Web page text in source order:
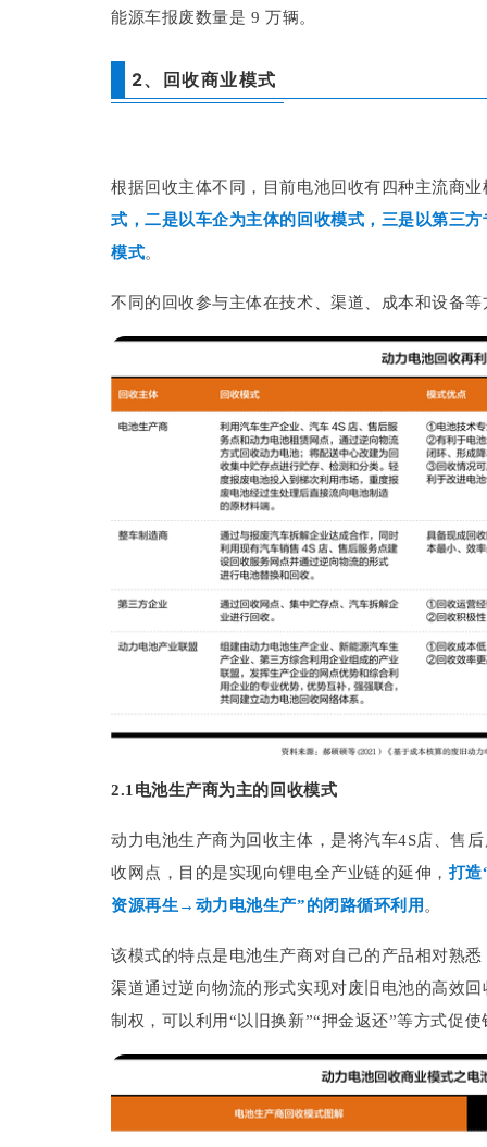
能源车报废数量是 9 万辆。
2、回收商业模式
根据回收主体不同，目前电池回收有四种主流商业
式，二是以车企为主体的回收模式，三是以第三
模式。
不同的回收参与主体在技术、渠道、成本和设备
2.1电池生产商为主的回收模式
动力电池生产商为回收主体，是将汽车4S店、售
收网点，目的是实现向锂电全产业链的延伸，打
资源再生→动力电池生产”的闭路循环利用 。
该模式的特点是电池生产商对自己的产品相对熟
渠道通过逆向物流的形式实现对废旧电池的高效
制权，可以利用“以旧换新”“押金返还”等方式促